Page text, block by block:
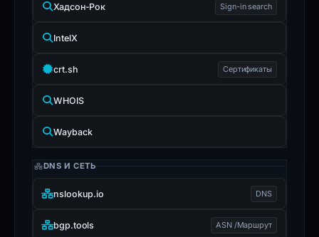
Хадсон-Рок Sign-in search
IntelX
crt.sh Сертификаты
WHOIS
Wayback
DNS И СЕТЬ
nslookup.io DNS
bgp.tools ASN /Маршрут